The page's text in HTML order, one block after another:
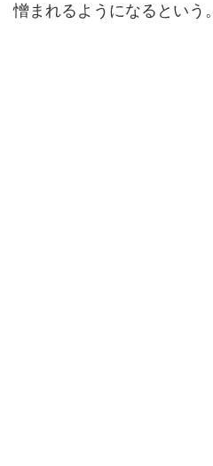
憎まれるようになるという。